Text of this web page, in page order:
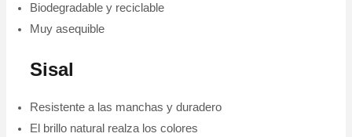
Biodegradable y reciclable
Muy asequible
Sisal
Resistente a las manchas y duradero
El brillo natural realza los colores